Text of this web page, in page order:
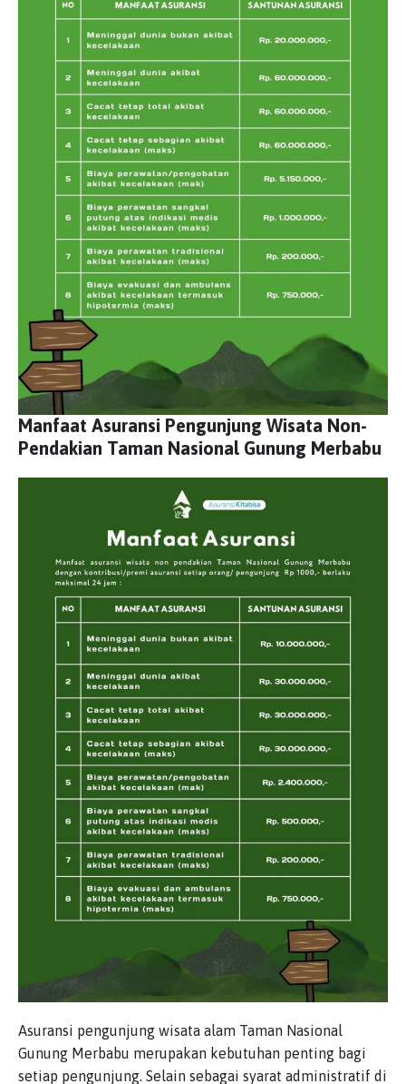
Manfaat Asuransi Pengunjung Wisata Non-
Pendakian Taman Nasional Gunung Merbabu
Asuransi pengunjung wisata alam Taman Nasional
Gunung Merbabu merupakan kebutuhan penting bagi
setiap pengunjung. Selain sebagai syarat administratif di